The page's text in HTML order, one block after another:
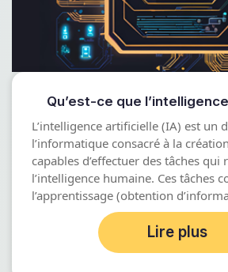
Qu’est-ce que
L’intelligence artificielle (IA) est un
l’informatique consacré à la
capables d’effectuer des tâches qui
l’intelligence humaine. Ces tâches
l’apprentissage (obtention
Lire plus